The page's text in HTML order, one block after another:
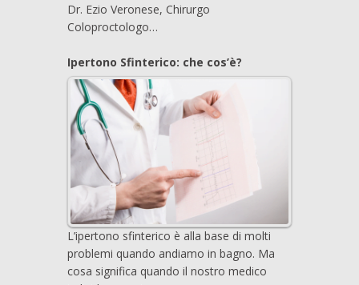
Dr. Ezio Veronese, Chirurgo
Coloproctologo…
Ipertono Sfinterico: che cos’è?
L’ipertono sfinterico è alla base di molti
problemi quando andiamo in bagno. Ma
cosa significa quando il nostro medico